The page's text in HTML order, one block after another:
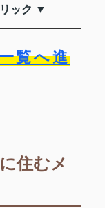
ック ▼
覧へ進
住むメ